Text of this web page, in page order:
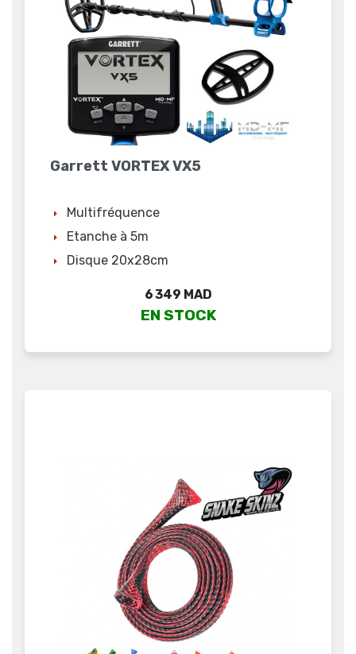
Garrett VORTEX VX5
Multifréquence
Etanche à 5m
Disque 20x28cm
Prix
6 349 MAD
EN STOCK